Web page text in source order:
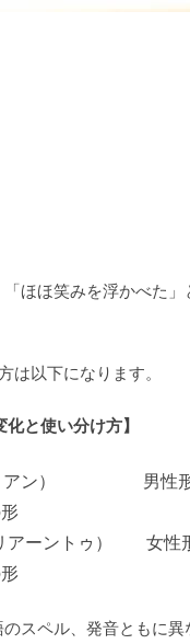
ほほ笑みを浮かべた」
は以下になります。
と使い分け方】
リアン） 男性
アーントゥ） 女
スペル、発音ともに異